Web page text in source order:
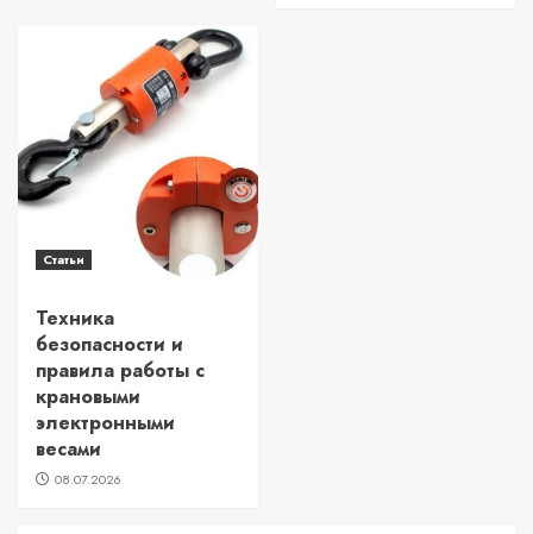
Статьи
Техника
безопасности и
правила работы с
крановыми
электронными
весами
08.07.2026